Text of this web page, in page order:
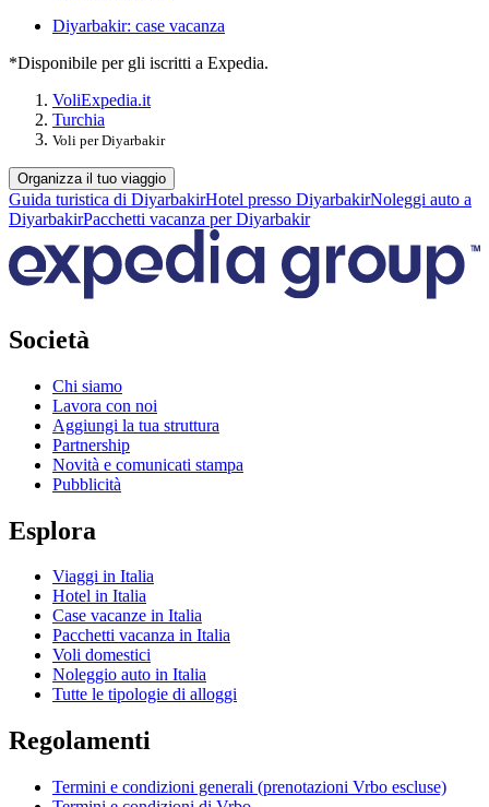
Diyarbakir: case vacanza
*Disponibile per gli iscritti a Expedia.
VoliExpedia.it
Turchia
Voli per Diyarbakir
Organizza il tuo viaggio
Guida turistica di DiyarbakirHotel presso DiyarbakirNoleggi auto a
DiyarbakirPacchetti vacanza per Diyarbakir
Società
Chi siamo
Lavora con noi
Aggiungi la tua struttura
Partnership
Novità e comunicati stampa
Pubblicità
Esplora
Viaggi in Italia
Hotel in Italia
Case vacanze in Italia
Pacchetti vacanza in Italia
Voli domestici
Noleggio auto in Italia
Tutte le tipologie di alloggi
Regolamenti
Termini e condizioni generali (prenotazioni Vrbo escluse)